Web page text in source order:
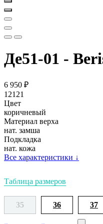
Де51-01 -
6 950 ₽
12121
Цвет
коричневый
Материал верха
нат. замша
Подкладка
нат. кожа
Все характеристики ↓
Таблица размеров
35 36 37